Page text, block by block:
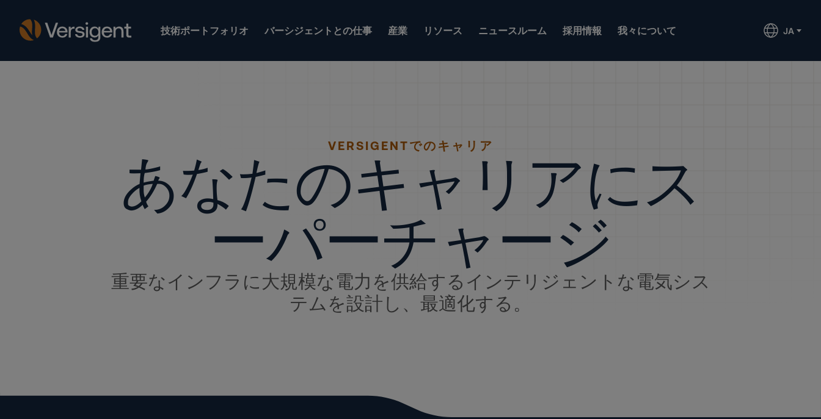
技術ポートフォリオ バーシジェントとの仕事 産業 リソース ニュースルーム 採用情報 我々について JA
VERSIGENTでのキャリア
あなたのキャリアにス
ーパーチャージ
重要なインフラに大規模な電力を供給するインテリジェントな電気シス
テムを設計し、最適化する。